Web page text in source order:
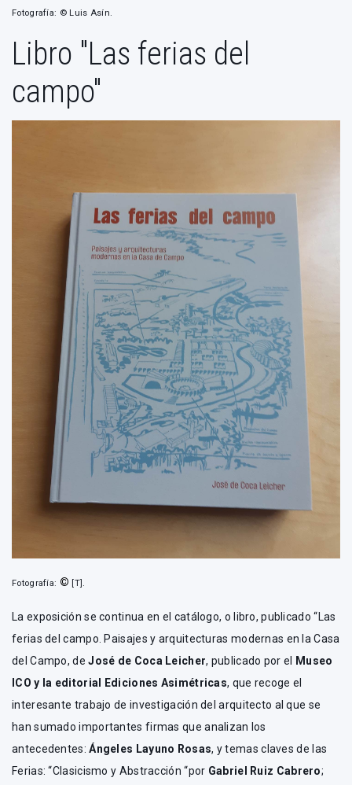
Fotografía: © Luis Asín.
Libro "Las ferias del
campo"
Fotografía: © [T].
La exposición se continua en el catálogo, o libro, publicado “Las
ferias del campo. Paisajes y arquitecturas modernas en la Casa
del Campo, deJosé de Coca Leicher, publicado por el
Museo
ICO y la editorial Ediciones Asimétricas, que recoge el
interesante trabajo de investigación del arquitecto al que se
han sumado importantes firmas que analizan los
antecedentes:Ángeles Layuno Rosas, y temas claves de las
Ferias: “Clasicismo y Abstracción “por Gabriel Ruiz Cabrero;